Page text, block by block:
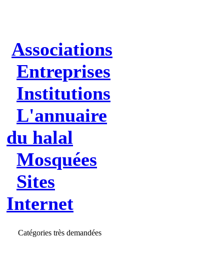
Associations
Entreprises
Institutions
L'annuaire
du halal
Mosquées
Sites
Internet
Catégories très demandées